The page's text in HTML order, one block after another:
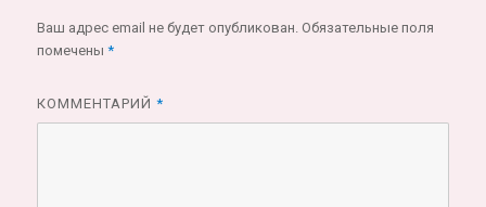
Ваш адрес email не будет опубликован. Обязательные поля
помечены*
КОММЕНТАРИЙ*